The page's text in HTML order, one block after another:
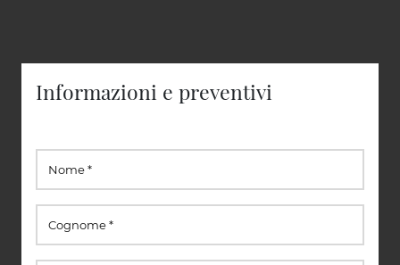
Informazioni e preventivi